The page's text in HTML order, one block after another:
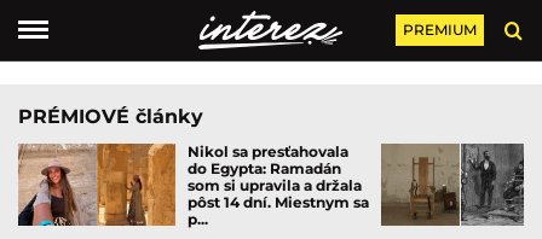
PREMIUM
PRÉMIOVÉ články
Nikol sa presťahovala
do Egypta: Ramadán
som si upravila a držala
pôst 14 dní. Miestnym sa
p...